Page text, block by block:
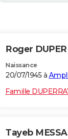
Roger
Naissance
20/07/1945 à
Famille
Tayeb